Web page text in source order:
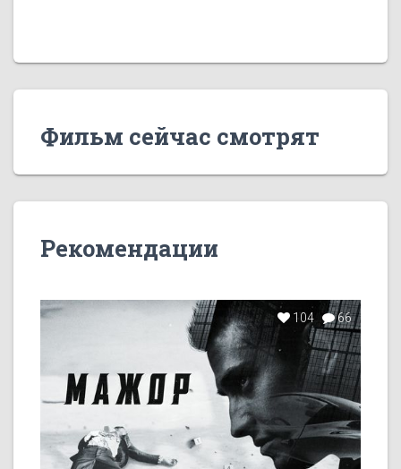
Фильм сейчас смотрят
Рекомендации
104 66